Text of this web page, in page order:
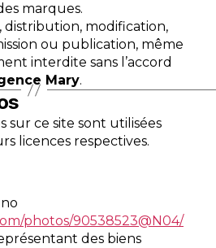
marques.
modification,
ou publication, même
interdite sans l’accord
Mary.
sur ce site sont utilisées
licences respectives.
photos/90538523@N04/
des biens